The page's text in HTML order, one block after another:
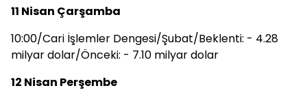
11 Nisan Çarşamba
10:00/Cari İşlemler Dengesi/Şubat/Beklenti: - 4.28
milyar dolar/Önceki: - 7.10 milyar dolar
12 Nisan Perşembe